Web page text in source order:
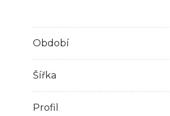
Období
Šířka
Profil